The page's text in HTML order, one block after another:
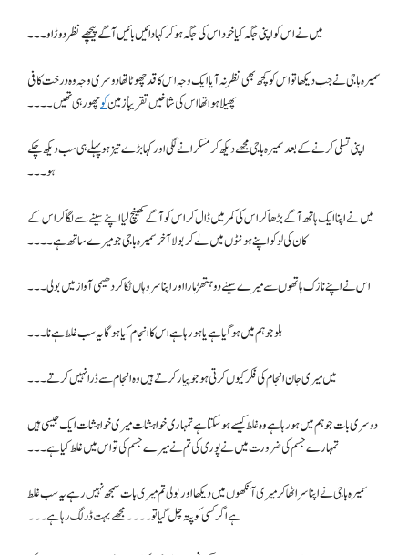
میں نے اس کو اپنی جگہ کیا خود اس کی جگہ ہو کر کہا دائیں بائیں آگے پیچھے نظر دوڑاو ۔۔۔
سمیرہ باجی نے جب دیکھا تو اس کو کچھ بھی نظر نہ آیا ایک وجہ اس کا قد چھوٹا تھا دوسری وجہ وہ درخت کافی
پھیلا ہوا تھا اس کی شاخیں تقریباً زمینکوچھو رہی تھیں۔۔۔۔
اپنی تسلی کرنے کے بعد سمیرہ باجی مجھے دیکھ کر مسکرانے لگی اور کہا بڑے تیز ہو پہلے ہی سب دیکھ چکے
ہو۔۔۔
میں نے اپنا ایک ہاتھ آگے بڑھا کر اس کی کمر میں ڈال کر اس کو آگے کھینچ لیا اپنے سینے سے لگا کر اس کے
کان کی لو کو اپنے ہونٹوں میں لے کر بولا آخر سمیرہ باجی جو میرے ساتھ ہے۔۔۔۔
اس نے اپنے نازک ہاتھوں سے میرے سینے دوہتھڑ مارا اور اپنا سر وہاں ٹکا کر دھیمی آواز میں بولی ۔۔۔
بلو جو ہم میں ہو گیا ہے یا ہو رہا ہے اس کا انجام کیا ہو گا یہ سب غلط ہے نا۔۔۔
میں میری جان انجام کی فکر کیوں کرتی ہو جو پیار کرتے ہیں وہ انجام سے ڈرا نہیں کرتے ۔۔۔
دوسری بات جو ہم میں ہو رہا ہے وہ غلط کیسے ہو سکتا ہے تمہاری خواہشات میری خواہشات ایک جیسی ہیں
تمہارے جسم کی ضرورت میں نے پوری کی تم نے میرے جسم کی تو اس میں غلط کیا ہے۔۔۔
سمیرہ باجی نے اپنا سر اٹھا کر میری آنکھوں میں دیکھا اور بولی تم میری بات سمجھ نہیں رہے یہ سب غلط
ہے اگر کسی کو پتہ چل گیا تو۔۔۔۔مجھے بہت ڈر لگ رہا ہے۔۔۔